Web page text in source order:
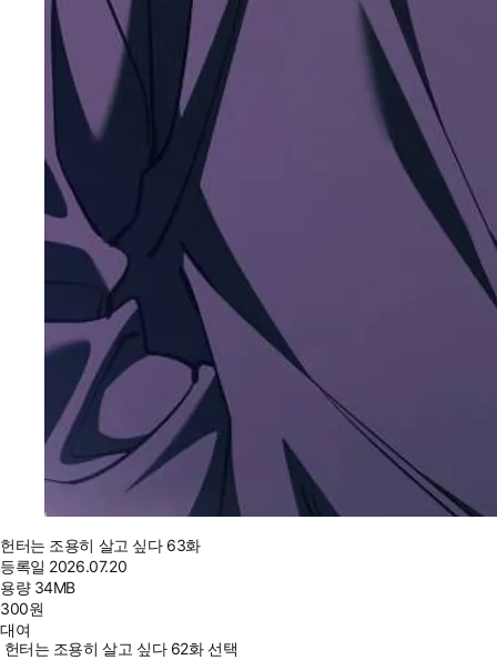
헌터는 조용히 살고 싶다 63화
등록일 2026.07.20
용량 34MB
300원
대여
헌터는 조용히 살고 싶다 62화 선택